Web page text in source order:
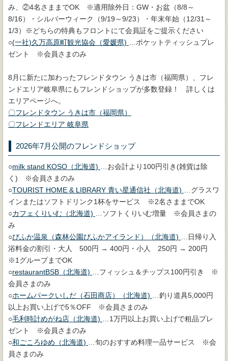
み、②4名さままでOK ※適用除外日：GW・お盆（8/8～
8/16）・シルバーウィーク（9/19～9/23）・年末年始（12/31～
1/3）※どちらの特典もフロントにて会員証をご提示ください
○(一社)久万高原町観光協会（愛媛県)
…ポケットティッシュプレ
ゼント ※会員さまのみ
8月に新たに加わったフレンドタウン うきは市（福岡県）、フレ
ンドエリア岐阜県にもフレンドショップが多数登録！ 詳しくは
エリアページへ。
〇フレンドタウン うきは市（福岡県）
〇フレンドエリア 岐阜県
2026年7月公開のフレンドショップ
○milk stand KOSO（北海道)
…お会計より100円引き(雑貨は除
く) ※会員さまのみ
○TOURIST HOME & LIBRARY 青い星通信社（北海道)
…グラスワ
インまたはソフトドリンク1杯をサービス ※2名さままでOK
○カフェくりいむ（北海道)
…ソフトくりいむ増量 ※会員さまの
み
○びふか温泉（森林公園びふかアイランド）（北海道)
…日帰り入
浴料金の割引・大人 500円 → 400円・小人 250円 → 200円
※1グループまでOK
○restaurantBSB（北海道)
…フィッシュ＆チップス100円引き ※
会員さまのみ
○ホームパークいしだ（石田商店）（北海道)
…釣り道具5,000円
以上お買い上げで5％OFF ※会員さまのみ
○毛利時計めがね店（北海道)
…1万円以上お買い上げで粗品プレ
ゼント ※会員さまのみ
○和ごころゆめ（北海道)
…旬のおすすめ料理一品サービス ※会
員さまのみ